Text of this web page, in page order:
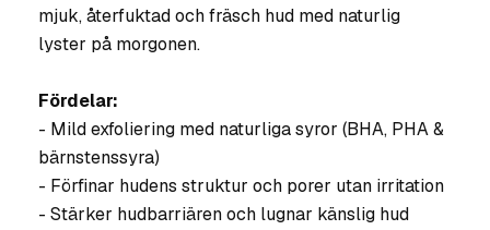
mjuk, återfuktad och fräsch hud med naturlig
lyster på morgonen.
Fördelar:
- Mild exfoliering med naturliga syror (BHA, PHA &
bärnstenssyra)
- Förfinar hudens struktur och porer utan irritation
- Stärker hudbarriären och lugnar känslig hud